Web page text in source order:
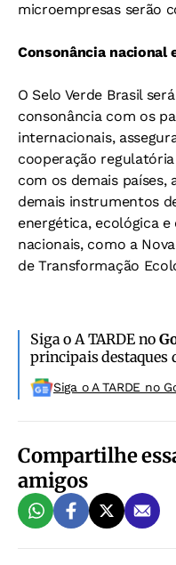
microempresas serão
Consonância nacional
O Selo Verde Brasil
consonância com os
internacionais,
cooperação
com os demais países,
demais instrumentos
energética, ecológica
nacionais, como a
de Transformação
Siga o A TARDE no
principais destaques
Siga o A TARDE no
Compartilhe
amigos